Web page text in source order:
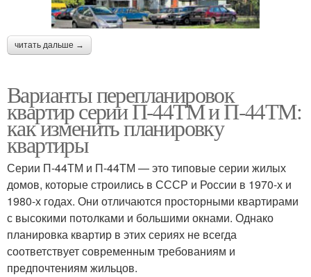
читать дальше →
Варианты перепланировок
квартир серии П-44ТМ и П-44ТМ:
как изменить планировку
квартиры
Серии П-44ТМ и П-44ТМ — это типовые серии жилых
домов, которые строились в СССР и России в 1970-х и
1980-х годах. Они отличаются просторными квартирами
с высокими потолками и большими окнами. Однако
планировка квартир в этих сериях не всегда
соответствует современным требованиям и
предпочтениям жильцов.